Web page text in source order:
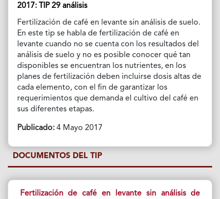
2017: TIP 29 análisis
Fertilización de café en levante sin análisis de suelo.
En este tip se habla de fertilización de café en
levante cuando no se cuenta con los resultados del
análisis de suelo y no es posible conocer qué tan
disponibles se encuentran los nutrientes, en los
planes de fertilización deben incluirse dosis altas de
cada elemento, con el fin de garantizar los
requerimientos que demanda el cultivo del café en
sus diferentes etapas.
Publicado:4 Mayo 2017
DOCUMENTOS DEL TIP
Fertilización de café en levante sin análisis de